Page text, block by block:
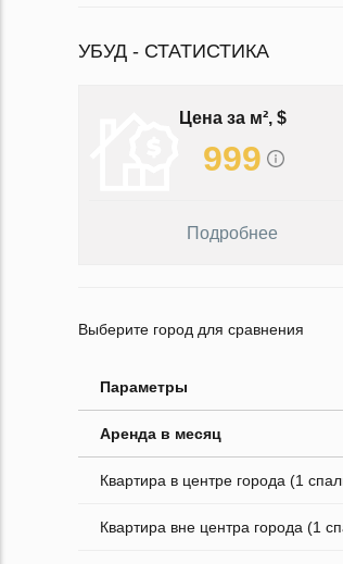
УБУД - СТАТИСТИКА
Цена за м², $
999
Подробнее
Выберите город для сравнения
Параметры
Аренда в месяц
Квартира в центре города (1
Квартира вне центра города (1